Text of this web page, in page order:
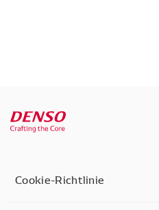
Cookie-Richtlinie